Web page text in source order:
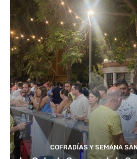
COFRADÍAS Y SEMANA